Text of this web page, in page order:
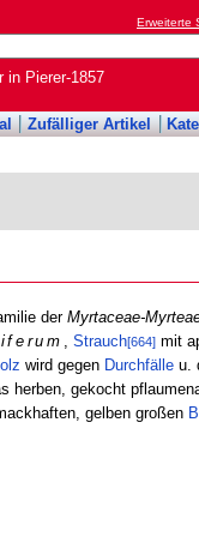
Erweiterte
in Pierer-1857
Zufälliger Artikel
derMyrtaceae-
Strauch[664]mit
wird gegen Durchfälleu.
herben, gekocht
gelben großen